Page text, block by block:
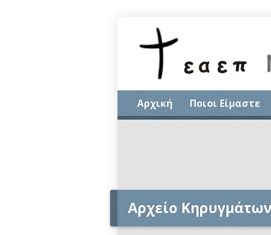
Αρχική Ποιοι Είμαστε
Αρχείο Κηρυγμάτων